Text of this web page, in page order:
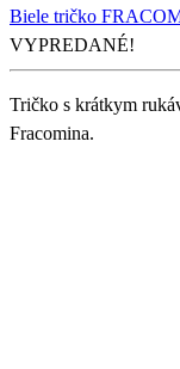
Biele tričko
VYPREDANÉ!
Tričko s krátkym
Fracomina.